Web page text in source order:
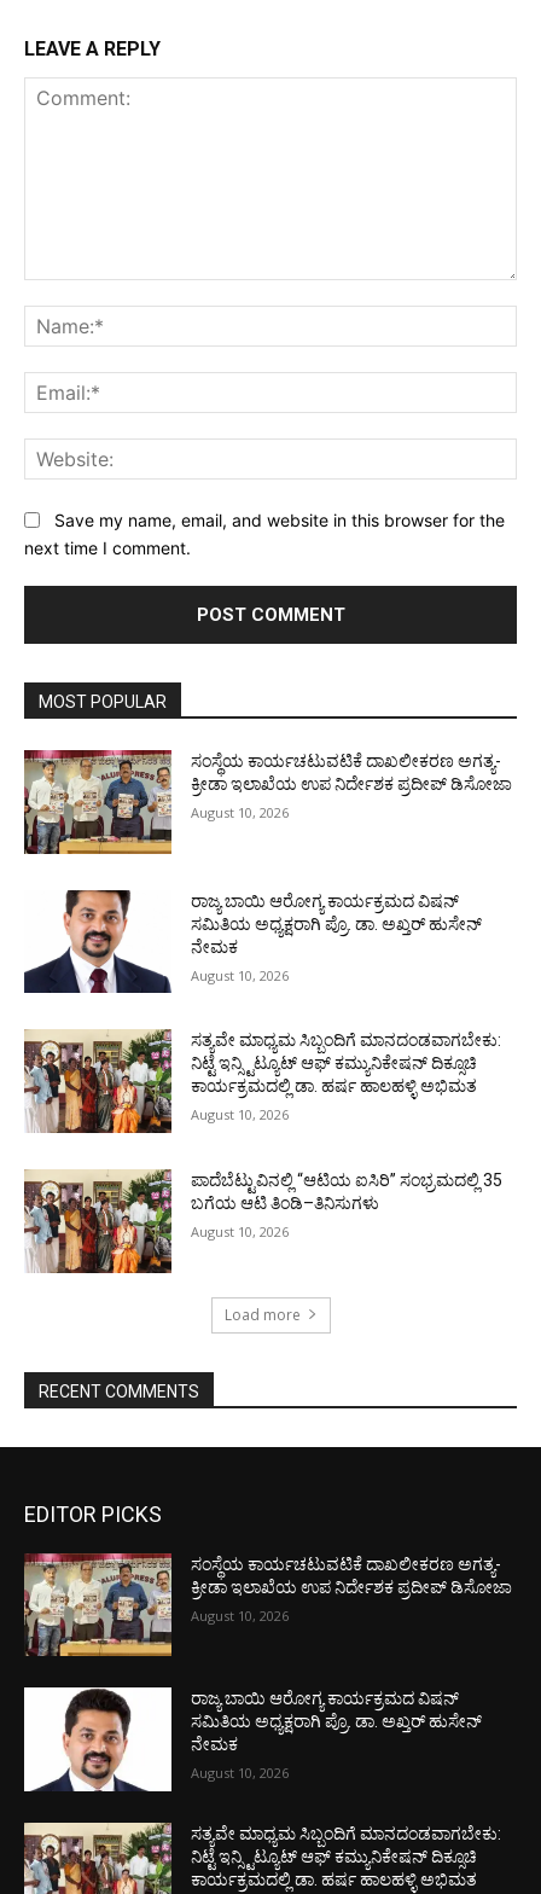
LEAVE A REPLY
Save my name, email, and website in this browser for the
next time I comment.
MOST POPULAR
ಸಂಸ್ಥೆಯ ಕಾರ್ಯಚಟುವಟಿಕೆ ದಾಖಲೀಕರಣ ಅಗತ್ಯ-
ಕ್ರೀಡಾ ಇಲಾಖೆಯ ಉಪ ನಿರ್ದೇಶಕ ಪ್ರದೀಪ್ ಡಿಸೋಜಾ
August 10, 2026
ರಾಜ್ಯ ಬಾಯಿ ಆರೋಗ್ಯ ಕಾರ್ಯಕ್ರಮದ ವಿಷನ್
ಸಮಿತಿಯ ಅಧ್ಯಕ್ಷರಾಗಿ ಪ್ರೊ. ಡಾ. ಅಖ್ತರ್ ಹುಸೇನ್
ನೇಮಕ
August 10, 2026
ಸತ್ಯವೇ ಮಾಧ್ಯಮ ಸಿಬ್ಬಂದಿಗೆ ಮಾನದಂಡವಾಗಬೇಕು:
ನಿಟ್ಟೆ ಇನ್ಸ್ಟಿಟ್ಯೂಟ್ ಆಫ್ ಕಮ್ಯುನಿಕೇಷನ್ ದಿಕ್ಸೂಚಿ
ಕಾರ್ಯಕ್ರಮದಲ್ಲಿ ಡಾ. ಹರ್ಷ ಹಾಲಹಳ್ಳಿ ಅಭಿಮತ
August 10, 2026
ಪಾದೆಬೆಟ್ಟುವಿನಲ್ಲಿ “ಆಟಿಯ ಐಸಿರಿ’’ ಸಂಭ್ರಮದಲ್ಲಿ 35
ಬಗೆಯ ಆಟಿ ತಿಂಡಿ–ತಿನಿಸುಗಳು
August 10, 2026
Load more
RECENT COMMENTS
EDITOR PICKS
ಸಂಸ್ಥೆಯ ಕಾರ್ಯಚಟುವಟಿಕೆ ದಾಖಲೀಕರಣ ಅಗತ್ಯ-
ಕ್ರೀಡಾ ಇಲಾಖೆಯ ಉಪ ನಿರ್ದೇಶಕ ಪ್ರದೀಪ್ ಡಿಸೋಜಾ
August 10, 2026
ರಾಜ್ಯ ಬಾಯಿ ಆರೋಗ್ಯ ಕಾರ್ಯಕ್ರಮದ ವಿಷನ್
ಸಮಿತಿಯ ಅಧ್ಯಕ್ಷರಾಗಿ ಪ್ರೊ. ಡಾ. ಅಖ್ತರ್ ಹುಸೇನ್
ನೇಮಕ
August 10, 2026
ಸತ್ಯವೇ ಮಾಧ್ಯಮ ಸಿಬ್ಬಂದಿಗೆ ಮಾನದಂಡವಾಗಬೇಕು:
ನಿಟ್ಟೆ ಇನ್ಸ್ಟಿಟ್ಯೂಟ್ ಆಫ್ ಕಮ್ಯುನಿಕೇಷನ್ ದಿಕ್ಸೂಚಿ
ಕಾರ್ಯಕ್ರಮದಲ್ಲಿ ಡಾ. ಹರ್ಷ ಹಾಲಹಳ್ಳಿ ಅಭಿಮತ